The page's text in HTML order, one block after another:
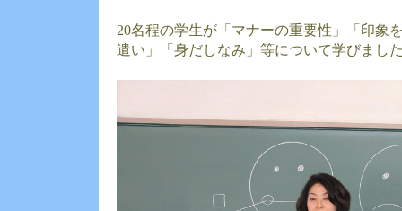
20名程の学生が「マナーの重要性」「印象
遣い」「身だしなみ」等について学びまし